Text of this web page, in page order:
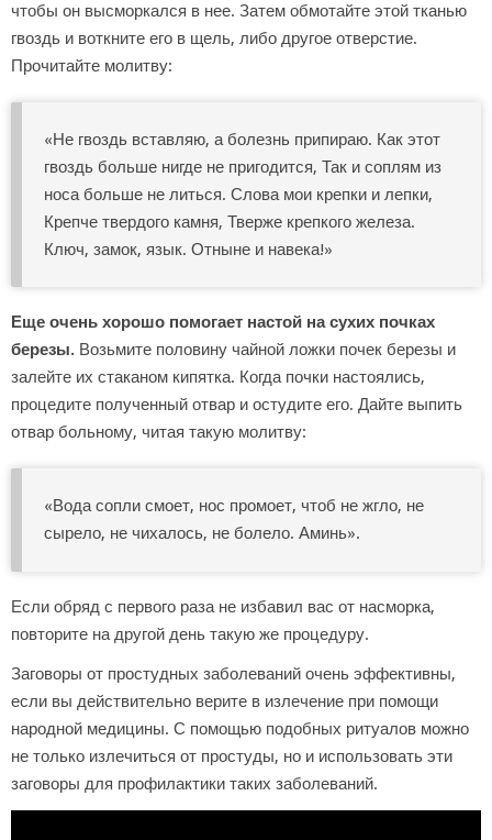
чтобы он высморкался в нее. Затем обмотайте этой тканью
гвоздь и воткните его в щель, либо другое отверстие.
Прочитайте молитву:
«Не гвоздь вставляю, а болезнь припираю. Как этот
гвоздь больше нигде не пригодится, Так и соплям из
носа больше не литься. Слова мои крепки и лепки,
Крепче твердого камня, Тверже крепкого железа.
Ключ, замок, язык. Отныне и навека!»
Еще очень хорошо помогает настой на сухих почках
березы. Возьмите половину чайной ложки почек березы и
залейте их стаканом кипятка. Когда почки настоялись,
процедите полученный отвар и остудите его. Дайте выпить
отвар больному, читая такую молитву:
«Вода сопли смоет, нос промоет, чтоб не жгло, не
сырело, не чихалось, не болело. Аминь».
Если обряд с первого раза не избавил вас от насморка,
повторите на другой день такую же процедуру.
Заговоры от простудных заболеваний очень эффективны,
если вы действительно верите в излечение при помощи
народной медицины. С помощью подобных ритуалов можно
не только излечиться от простуды, но и использовать эти
заговоры для профилактики таких заболеваний.